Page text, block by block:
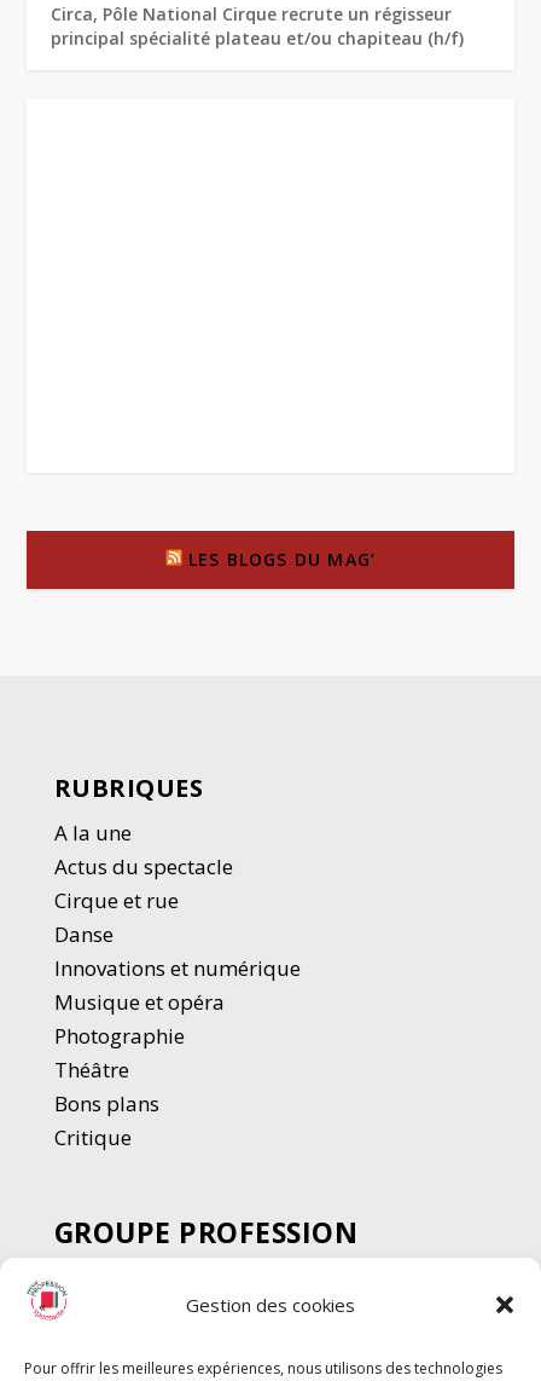
Gestion des cookies
Pour offrir les meilleures expériences, nous utilisons des technologies
Circa, Pôle National Cirque recrute un régisseur
principal spécialité plateau et/ou chapiteau (h/f)
LES BLOGS DU MAG’
RUBRIQUES
A la une
Actus du spectacle
Cirque et rue
Danse
Innovations et numérique
Musique et opéra
Photographie
Théâtre
Bons plans
Critique
GROUPE PROFESSION
SPECTACLE
Chèque Intermittents